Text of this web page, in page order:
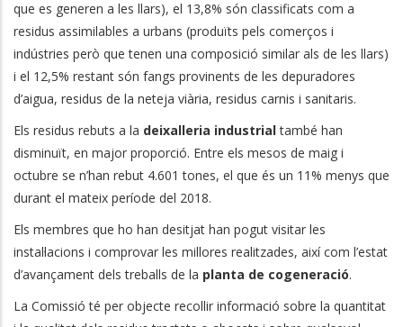
que es generen a les llars), el 13,8% són classificats com a
residus assimilables a urbans (produïts pels comerços i
indústries però que tenen una composició similar als de les llars)
i el 12,5% restant són fangs provinents de les depuradores
d’aigua, residus de la neteja viària, residus carnis i sanitaris.
Els residus rebuts a la deixalleria industrialtambé han
disminuït, en major proporció. Entre els mesos de maig i
octubre se n’han rebut 4.601 tones, el que és un 11% menys que
durant el mateix període del 2018.
Els membres que ho han desitjat han pogut visitar les
instal·lacions i comprovar les millores realitzades, així com l’estat
d’avançament dels treballs de la planta de cogeneració.
La Comissió té per objecte recollir informació sobre la quantitat